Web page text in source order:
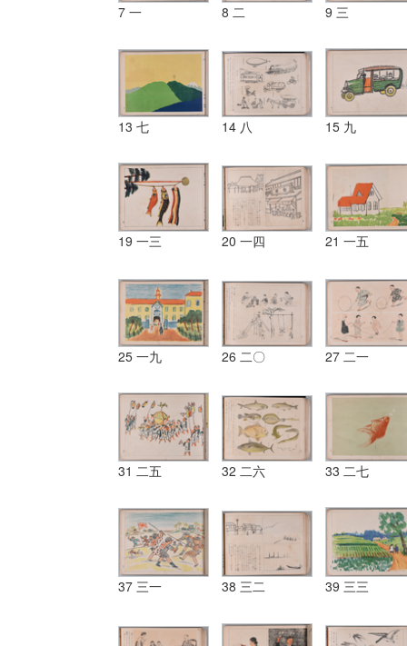
7 一 8 二 9 三
13 七 14 八 15 九
19 一三 20 一四 21 一五
25 一九 26 二〇 27 二一
31 二五 32 二六 33 二七
37 三一 38 三二 39 三三